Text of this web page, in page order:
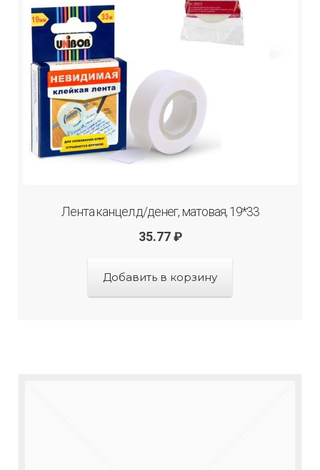
Лента канцел.д/денег, матовая, 19*33
35.77 ₽
Добавить в корзину